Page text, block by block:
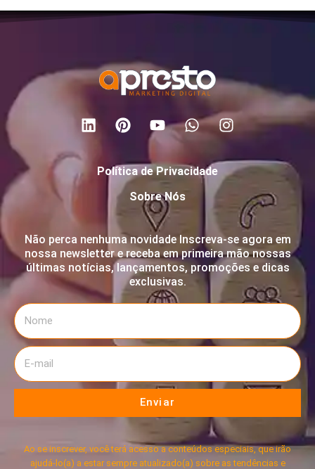
Política de Privacidade
Sobre Nós
Não perca nenhuma novidade Inscreva-se agora em
nossa newsletter e receba em primeira mão nossas
últimas notícias, lançamentos, promoções e dicas
exclusivas.
Enviar
Ao se inscrever, você terá acesso a conteúdos especiais, que irão
ajudá-lo(a) a estar sempre atualizado(a) sobre as tendências e